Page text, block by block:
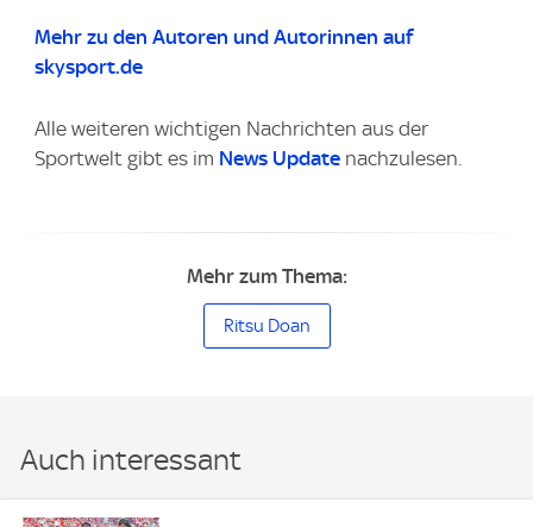
Mehr zu den Autoren und Autorinnen auf
skysport.de
Alle weiteren wichtigen Nachrichten aus der
Sportwelt gibt es im News Update nachzulesen.
Mehr zum Thema:
Ritsu Doan
Auch interessant